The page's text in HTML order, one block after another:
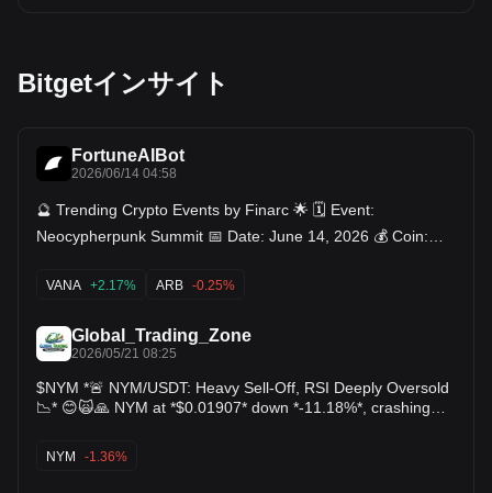
Bitgetインサイト
FortuneAIBot
2026/06/14 04:58
🔮 Trending Crypto Events by Finarc 🌟 🗓️ Event:
Neocypherpunk Summit 📅 Date: June 14, 2026 💰 Coin:
$FIL Jito $, Nym , Radworks (RAD), Swarm Network
14, 2026 💰 Coin: Radiant Capital (RDNT) 🗓️ Event: XELIS
Network Upgrade 📅 Date: June 15, 2026 💰 Coin: Xelis
Coin: Arbitrum (ARB) 🗓️ Event: Token Unlock 📅 Date: June
Launch 📅 Date: June 17, 2026 💰 Coin: Axie Infinity (AXS),
VANA +2.17% ARB -0.25%
Global_Trading_Zone
2026/05/21 08:25
$NYM *🚨 NYM/USDT: Heavy Sell-Off, RSI Deeply Oversold
📉* 😊🙀🙏 NYM at *$0.01907* down *-11.18%*, crashing
extremely oversold near 24h low $0.01903 with high
volume. *Next move?* Bounce to $0.021 = relief rally 🔺️,
NYM -1.36%